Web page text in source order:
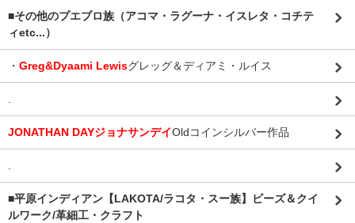
■その他のプエブロ族（アコマ・ラグーナ・イスレタ・コチテ
ィetc...）
・ Greg&Dyaami Lewisグレッグ＆ディアミ・ルイス
.
JONATHAN DAYジョナサンデイOldコインシルバー作品
.
■平原インディアン【LAKOTA/ラコタ・スー族】ビーズ＆クイ
ルワーク/革細工・クラフト